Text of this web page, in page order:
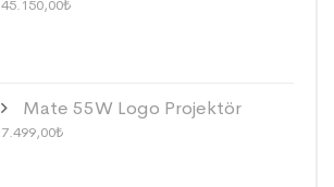
45.150,00₺
Mate 55W Logo Projektör
7.499,00₺